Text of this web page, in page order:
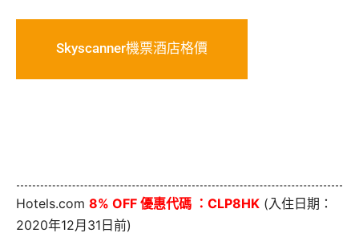
Skyscanner機票酒店格價
Hotels.com 8% OFF 優惠代碼 ：CLP8HK (入住日期：
2020年12月31日前)